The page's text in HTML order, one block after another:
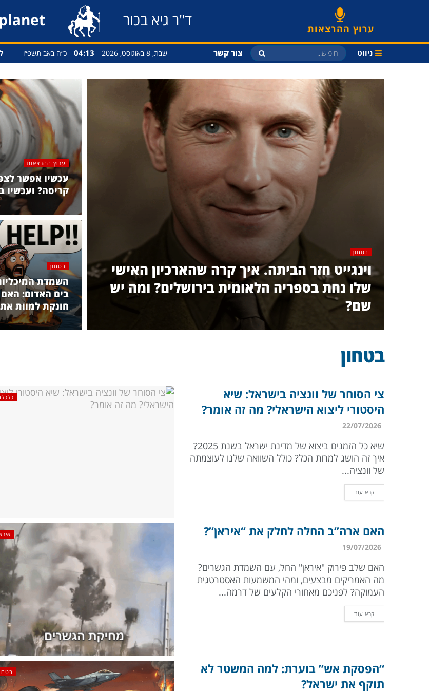
ערוץ ההרצאות ד"ר גיא בכור
ניווט צור קשר שבת, 8 באוגוסט, 2026 04:13 כ״ה באב תשפ״ו
בטחון
וינגייט חזר הביתה. איך קרה שהארכיון האישי
שלו נחת בספריה הלאומית בירושלים? ומה יש
שם?
ערוץ ההרצאות
עכשיו אפשר
קריסה?
בטחון
השמדת
בים האדום: האם
חונקת למוות
בטחון
צי הסוחר של וונציה בישראל: שיא
היסטורי ליצוא הישראלי? מה זה אומר?
שיא כל הזמנים ביצוא של מדינת ישראל בשנת 2025?
איך זה הושג למרות הכל? כולל השוואה שלנו לעוצמתה
של וונציה...
קרא עוד
האם ארה”ב החלה לחלק את “איראן”?
האם שלב פירוק "איראן" החל, עם השמדת הגשרים?
מה האמריקים מבצעים, ומהי המשמעות האסטרטגית
העמוקה? לפניכם מאחורי הקלעים של דרמה...
קרא עוד
“הפסקת אש” בוערת: למה המשטר לא
תוקף את ישראל?